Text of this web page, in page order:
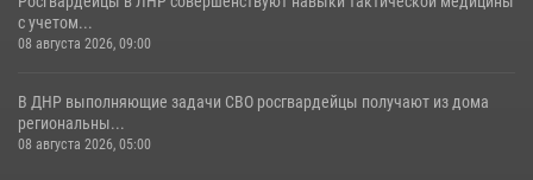
с учетом...
08 августа 2026, 09:00
В ДНР выполняющие задачи СВО росгвардейцы получают из дома
региональны...
08 августа 2026, 05:00